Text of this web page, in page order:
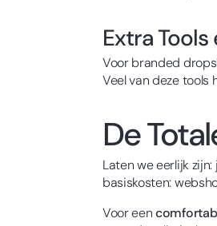
Extra
Voor branded
Veel van deze
De
Laten we eerlijk
basiskosten:
Voor een